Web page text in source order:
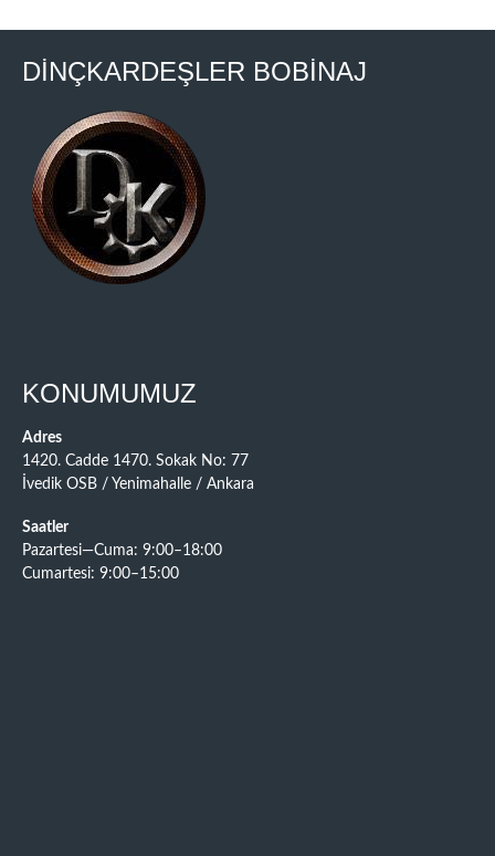
DİNÇKARDEŞLER BOBİNAJ
KONUMUMUZ
Adres
1420. Cadde 1470. Sokak No: 77
İvedik OSB / Yenimahalle / Ankara
Saatler
Pazartesi—Cuma: 9:00–18:00
Cumartesi: 9:00–15:00